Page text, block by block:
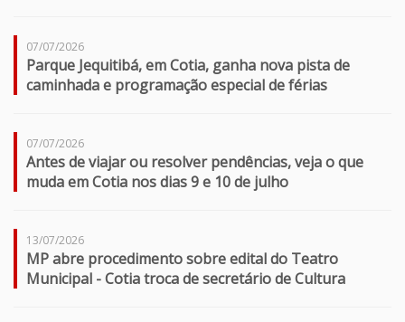
07/07/2026
Parque Jequitibá, em Cotia, ganha nova pista de
caminhada e programação especial de férias
07/07/2026
Antes de viajar ou resolver pendências, veja o que
muda em Cotia nos dias 9 e 10 de julho
13/07/2026
MP abre procedimento sobre edital do Teatro
Municipal - Cotia troca de secretário de Cultura